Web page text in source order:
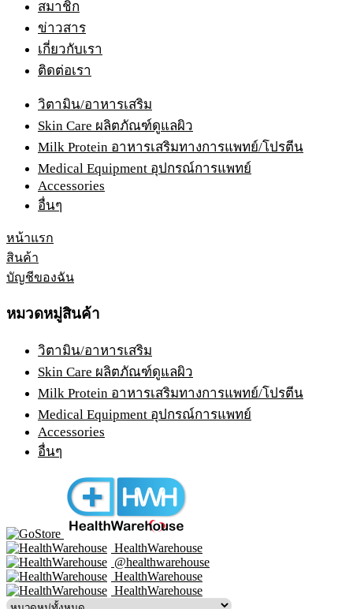
สมาชิก
ข่าวสาร
เกี่ยวกับเรา
ติดต่อเรา
วิตามิน/อาหารเสริม
Skin Care ผลิตภัณฑ์ดูแลผิว
Milk Protein อาหารเสริมทางการแพทย์/โปรตีน
Medical Equipment อุปกรณ์การแพทย์
Accessories
อื่นๆ
หน้าแรก
สินค้า
บัญชีของฉัน
หมวดหมู่สินค้า
วิตามิน/อาหารเสริม
Skin Care ผลิตภัณฑ์ดูแลผิว
Milk Protein อาหารเสริมทางการแพทย์/โปรตีน
Medical Equipment อุปกรณ์การแพทย์
Accessories
อื่นๆ
HealthWarehouse
@healthwarehouse
HealthWarehouse
HealthWarehouse